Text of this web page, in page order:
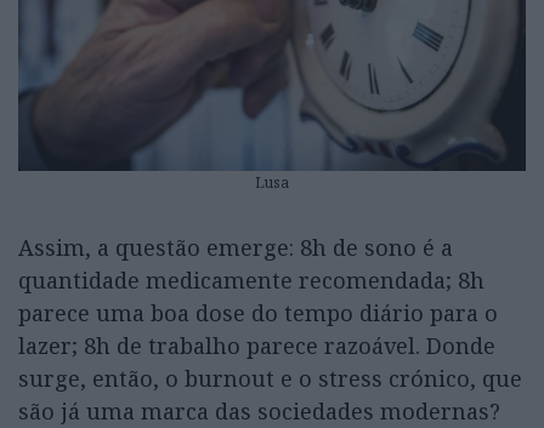
Lusa
Assim, a questão emerge: 8h de sono é a
quantidade medicamente recomendada; 8h
parece uma boa dose do tempo diário para o
lazer; 8h de trabalho parece razoável. Donde
surge, então, o burnout e o stress crónico, que
são já uma marca das sociedades modernas?